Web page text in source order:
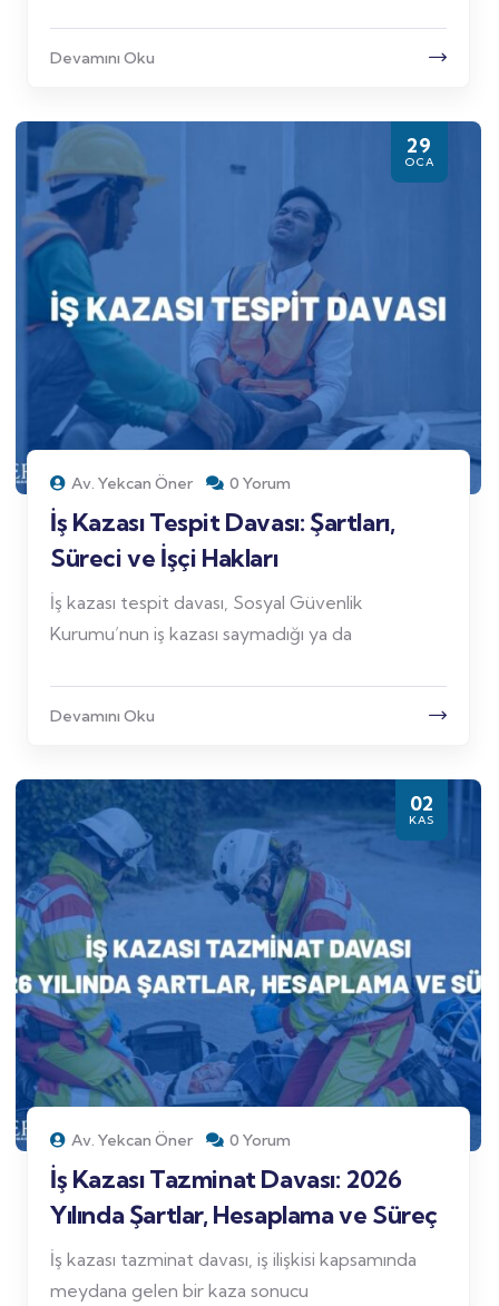
Devamını Oku
29
OCA
Av. Yekcan Öner 0 Yorum
İş Kazası Tespit Davası: Şartları,
Süreci ve İşçi Hakları
İş kazası tespit davası, Sosyal Güvenlik
Kurumu’nun iş kazası saymadığı ya da
Devamını Oku
02
KAS
Av. Yekcan Öner 0 Yorum
İş Kazası Tazminat Davası: 2026
Yılında Şartlar, Hesaplama ve Süreç
İş kazası tazminat davası, iş ilişkisi kapsamında
meydana gelen bir kaza sonucu